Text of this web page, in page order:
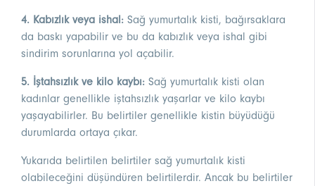
4. Kabızlık veya ishal: Sağ yumurtalık kisti, bağırsaklara
da baskı yapabilir ve bu da kabızlık veya ishal gibi
sindirim sorunlarına yol açabilir.
5. İştahsızlık ve kilo kaybı: Sağ yumurtalık kisti olan
kadınlar genellikle iştahsızlık yaşarlar ve kilo kaybı
yaşayabilirler. Bu belirtiler genellikle kistin büyüdüğü
durumlarda ortaya çıkar.
Yukarıda belirtilen belirtiler sağ yumurtalık kisti
olabileceğini düşündüren belirtilerdir. Ancak bu belirtiler